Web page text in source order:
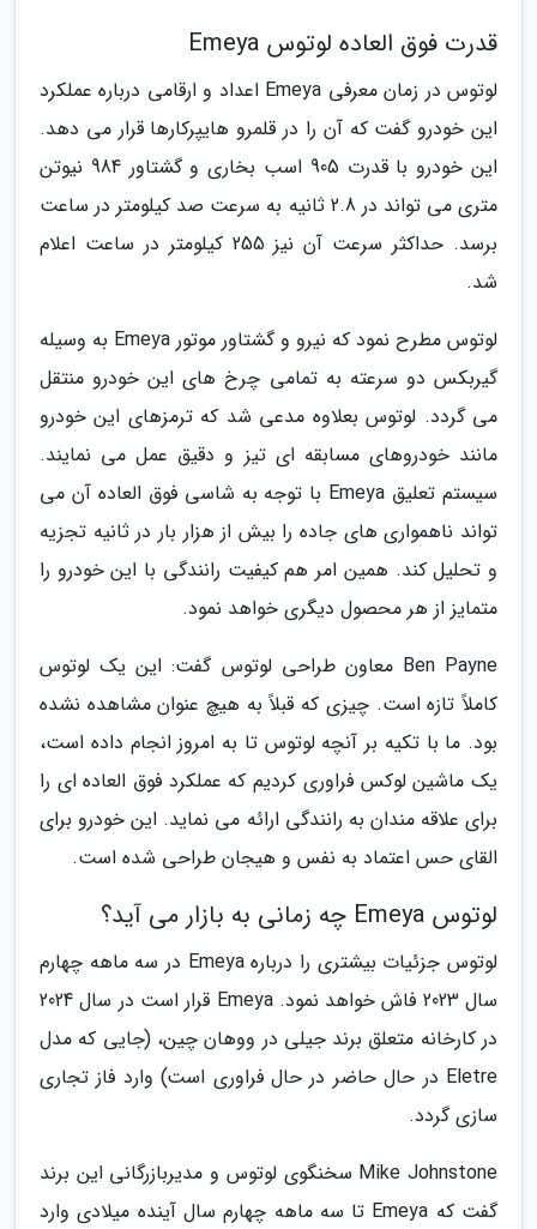
قدرت فوق العاده لوتوس Emeya
لوتوس در زمان معرفی Emeya اعداد و ارقامی درباره عملکرد
این خودرو گفت که آن را در قلمرو هایپرکارها قرار می دهد.
این خودرو با قدرت 905 اسب بخاری و گشتاور 984 نیوتن
متری می تواند در 2.8 ثانیه به سرعت صد کیلومتر در ساعت
برسد. حداکثر سرعت آن نیز 255 کیلومتر در ساعت اعلام
شد.
لوتوس مطرح نمود که نیرو و گشتاور موتور Emeya به وسیله
گیربکس دو سرعته به تمامی چرخ های این خودرو منتقل
می گردد. لوتوس بعلاوه مدعی شد که ترمزهای این خودرو
مانند خودروهای مسابقه ای تیز و دقیق عمل می نمایند.
سیستم تعلیق Emeya با توجه به شاسی فوق العاده آن می
تواند ناهمواری های جاده را بیش از هزار بار در ثانیه تجزیه
و تحلیل کند. همین امر هم کیفیت رانندگی با این خودرو را
متمایز از هر محصول دیگری خواهد نمود.
Ben Payne معاون طراحی لوتوس گفت: این یک لوتوس
کاملاً تازه است. چیزی که قبلاً به هیچ عنوان مشاهده نشده
بود. ما با تکیه بر آنچه لوتوس تا به امروز انجام داده است،
یک ماشین لوکس فراوری کردیم که عملکرد فوق العاده ای را
برای علاقه مندان به رانندگی ارائه می نماید. این خودرو برای
القای حس اعتماد به نفس و هیجان طراحی شده است.
لوتوس Emeya چه زمانی به بازار می آید؟
لوتوس جزئیات بیشتری را درباره Emeya در سه ماهه چهارم
سال 2023 فاش خواهد نمود. Emeya قرار است در سال 2024
در کارخانه متعلق برند جیلی در ووهان چین، (جایی که مدل
Eletre در حال حاضر در حال فراوری است) وارد فاز تجاری
سازی گردد.
Mike Johnstone سخنگوی لوتوس و مدیربازرگانی این برند
گفت که Emeya تا سه ماهه چهارم سال آینده میلادی وارد